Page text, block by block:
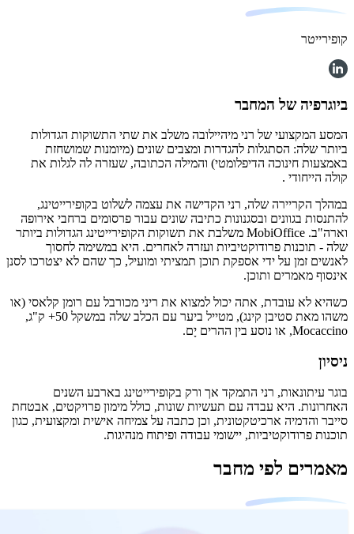
קופירייטר
ביוגרפיה של המחבר
המסע המקצועי של רני מיהיילובה משלב את שתי התשוקות הגדולות
ביותר שלה: הסתגלות להגדרות ומצבים שונים (מיומנות שמושחזת
באמצעות חינוכה הדיפלומטי) והמילה הכתובה, שעזרה לה לגלות את
קולה הייחודי .
במהלך הקריירה שלה, רני הקדישה את עצמה לשלוט בקופירייטינג,
להתנסות בגוונים ובסגנונות כתיבה שונים עבור פרסומים ברחבי אירופה
וארה"ב. MobiOffice משלבת את תשוקות הקופירייטינג הגדולות ביותר
שלה - תוכנות פרודוקטיביות ועזרה לאחרים. היא במשימה לחסוך
לאנשים זמן על ידי אספקת תוכן תמציתי ומועיל, כך שהם לא יצטרכו לסנן
אינסוף מאמרים ותוכן.
כשהיא לא עובדת, אתה יכול למצוא את ריני מכורבל עם רומן קלאסי (או
משהו מאת סטיבן קינג), מטייל ביער עם הכלב שלה במשקל 50+ ק"ג,
Mocaccino, או נוסע בין ההרים יָם.
ניסיון
בוגר עיתונאות, רני התמקד אך ורק בקופירייטינג בארבע השנים
האחרונות. היא עבדה עם תעשיות שונות, כולל מימון פרויקטים, אבטחת
סייבר והדמיה ארכיטקטונית, וכן כתבה על צמיחה אישית ומקצועית, כגון
תוכנות פרודוקטיביות, יישומי עבודה ופיתוח מנהיגות.
מאמרים לפי מחבר